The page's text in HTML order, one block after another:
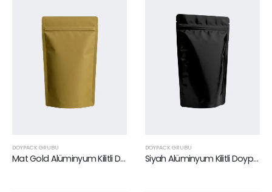
DOYPACK GRUBU
Mat Gold Alüminyum Kilitli Doypack 16 x 27 cm
DOYPACK GRUBU
Siyah Alüminyum Kilitli Doypack 11 x 18,5 cm